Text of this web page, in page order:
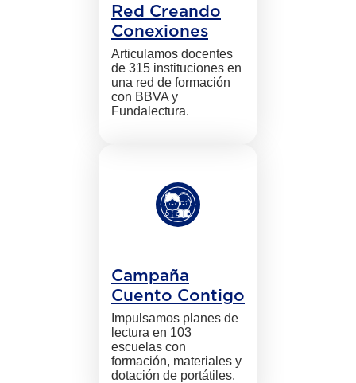
Red Creando
Conexiones
Articulamos docentes
de 315 instituciones en
una red de formación
con BBVA y
Fundalectura.
Campaña
Cuento Contigo
Impulsamos planes de
lectura en 103
escuelas con
formación, materiales y
dotación de portátiles.